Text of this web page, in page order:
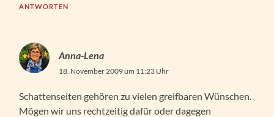
ANTWORTEN
Anna-Lena
18. November 2009 um 11:23 Uhr
Schattenseiten gehören zu vielen greifbaren Wünschen.
Mögen wir uns rechtzeitig dafür oder dagegen